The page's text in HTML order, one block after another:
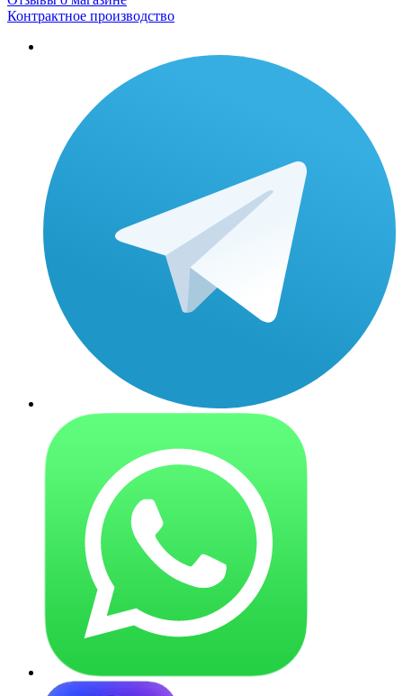
Контрактное производство